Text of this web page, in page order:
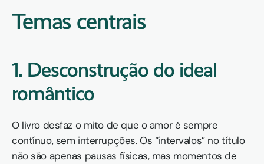
Temas centrais
1. Desconstrução do ideal
romântico
O livro desfaz o mito de que o amor é sempre
contínuo, sem interrupções. Os “intervalos” no título
não são apenas pausas físicas, mas momentos de